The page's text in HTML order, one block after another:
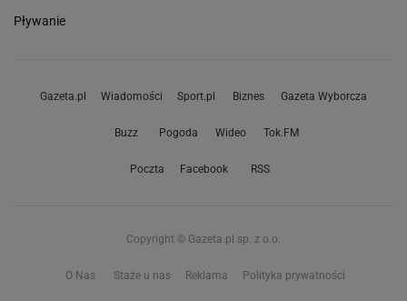
Pływanie
Gazeta.pl Wiadomości Sport.pl Biznes Gazeta Wyborcza
Buzz Pogoda Wideo Tok.FM
Poczta Facebook RSS
Copyright © Gazeta.pl sp. z o.o.
O Nas Staże u nas Reklama Polityka prywatności